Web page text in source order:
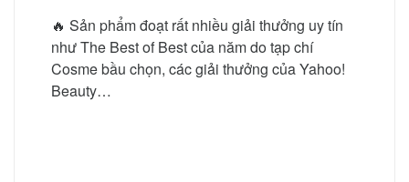
🔥 Sản phẩm đoạt rất nhiều giải thưởng uy tín
như The Best of Best của năm do tạp chí
Cosme bầu chọn, các giải thưởng của Yahoo!
Beauty…